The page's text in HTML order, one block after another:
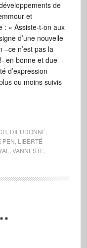
de
et
: « Assiste-t-on aux
d’une nouvelle
–ce n’est pas la
en bonne et due
d’expression
ou moins suivis
DIEUDONNÉ
PEN LIBERTÉ
VANNESTE